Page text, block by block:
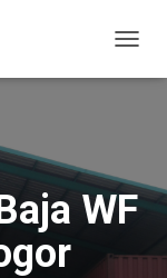
O
N
A
WF